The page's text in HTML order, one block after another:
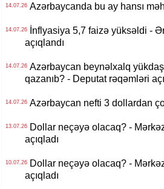
14.07.26Azərbaycanda bu ay hansı
14.07.26İnflyasiya 5,7 faizə yüksəldi -
açıqlandı
14.07.26Azərbaycan beynəlxalq
qazanıb? - Deputat rəqəmləri
14.07.26Azərbaycan nefti 3 dollardan
13.07.26Dollar neçəyə olacaq? -
açıqladı
10.07.26Dollar neçəyə olacaq? -
açıqladı